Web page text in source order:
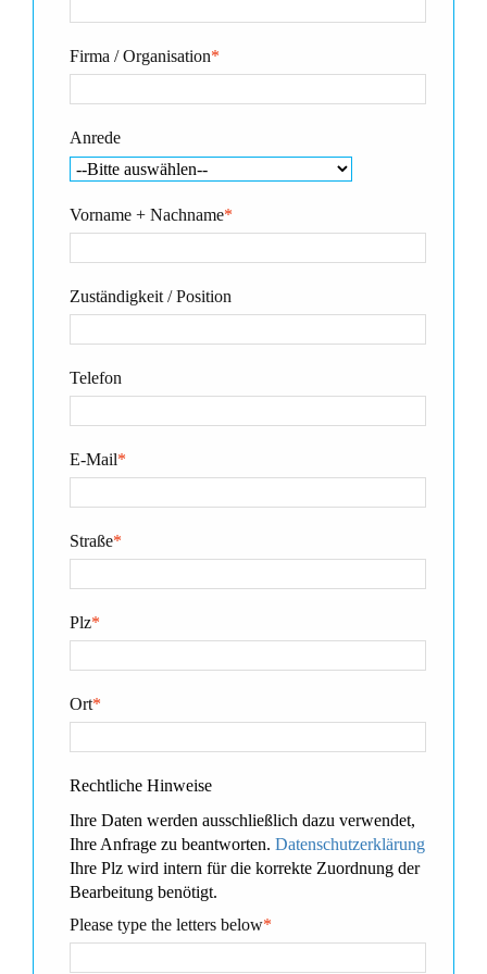
*
Firma / Organisation
Anrede
*
Vorname + Nachname
Zuständigkeit / Position
Telefon
*
E-Mail
*
Straße
*
Plz
*
Ort
Rechtliche Hinweise
Ihre Daten werden ausschließlich dazu verwendet,
Ihre Anfrage zu beantworten. Datenschutzerklärung
Ihre Plz wird intern für die korrekte Zuordnung der
Bearbeitung benötigt.
*
Please type the letters below